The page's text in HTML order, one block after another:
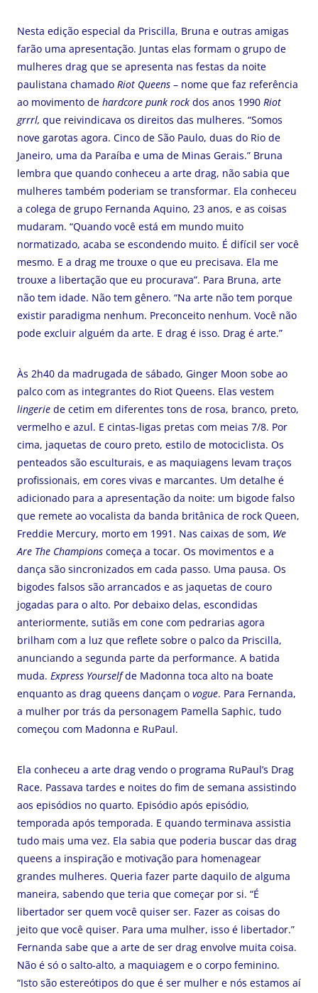
Nesta edição especial da Priscilla, Bruna e outras amigas
farão uma apresentação. Juntas elas formam o grupo de
mulheres drag que se apresenta nas festas da noite
paulistana chamado Riot Queens – nome que faz referência
ao movimento de hardcore punk rock dos anos 1990 Riot
grrrl, que reivindicava os direitos das mulheres. “Somos
nove garotas agora. Cinco de São Paulo, duas do Rio de
Janeiro, uma da Paraíba e uma de Minas Gerais.” Bruna
lembra que quando conheceu a arte drag, não sabia que
mulheres também poderiam se transformar. Ela conheceu
a colega de grupo Fernanda Aquino, 23 anos, e as coisas
mudaram. “Quando você está em mundo muito
normatizado, acaba se escondendo muito. É difícil ser você
mesmo. E a drag me trouxe o que eu precisava. Ela me
trouxe a libertação que eu procurava”. Para Bruna, arte
não tem idade. Não tem gênero. “Na arte não tem porque
existir paradigma nenhum. Preconceito nenhum. Você não
pode excluir alguém da arte. E drag é isso. Drag é arte.”
Às 2h40 da madrugada de sábado, Ginger Moon sobe ao
palco com as integrantes do Riot Queens. Elas vestem
lingerie de cetim em diferentes tons de rosa, branco, preto,
vermelho e azul. E cintas-ligas pretas com meias 7/8. Por
cima, jaquetas de couro preto, estilo de motociclista. Os
penteados são esculturais, e as maquiagens levam traços
profissionais, em cores vivas e marcantes. Um detalhe é
adicionado para a apresentação da noite: um bigode falso
que remete ao vocalista da banda britânica de rock Queen,
Freddie Mercury, morto em 1991. Nas caixas de som, We
Are The Champions começa a tocar. Os movimentos e a
dança são sincronizados em cada passo. Uma pausa. Os
bigodes falsos são arrancados e as jaquetas de couro
jogadas para o alto. Por debaixo delas, escondidas
anteriormente, sutiãs em cone com pedrarias agora
brilham com a luz que reflete sobre o palco da Priscilla,
anunciando a segunda parte da performance. A batida
muda. Express Yourselfde Madonna toca alto na boate
enquanto as drag queens dançam o vogue. Para Fernanda,
a mulher por trás da personagem Pamella Saphic, tudo
começou com Madonna e RuPaul.
Ela conheceu a arte drag vendo o programa RuPaul’s Drag
Race. Passava tardes e noites do fim de semana assistindo
aos episódios no quarto. Episódio após episódio,
temporada após temporada. E quando terminava assistia
tudo mais uma vez. Ela sabia que poderia buscar das drag
queens a inspiração e motivação para homenagear
grandes mulheres. Queria fazer parte daquilo de alguma
maneira, sabendo que teria que começar por si. “É
libertador ser quem você quiser ser. Fazer as coisas do
jeito que você quiser. Para uma mulher, isso é libertador.”
Fernanda sabe que a arte de ser drag envolve muita coisa.
Não é só o salto-alto, a maquiagem e o corpo feminino.
“Isto são estereótipos do que é ser mulher e nós estamos aí